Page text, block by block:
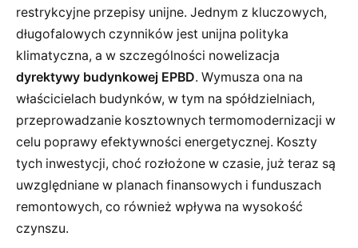
restrykcyjne przepisy unijne. Jednym z kluczowych,
długofalowych czynników jest unijna polityka
klimatyczna, a w szczególności nowelizacja
dyrektywy budynkowej EPBD. Wymusza ona na
właścicielach budynków, w tym na spółdzielniach,
przeprowadzanie kosztownych termomodernizacji w
celu poprawy efektywności energetycznej. Koszty
tych inwestycji, choć rozłożone w czasie, już teraz są
uwzględniane w planach finansowych i funduszach
remontowych, co również wpływa na wysokość
czynszu.